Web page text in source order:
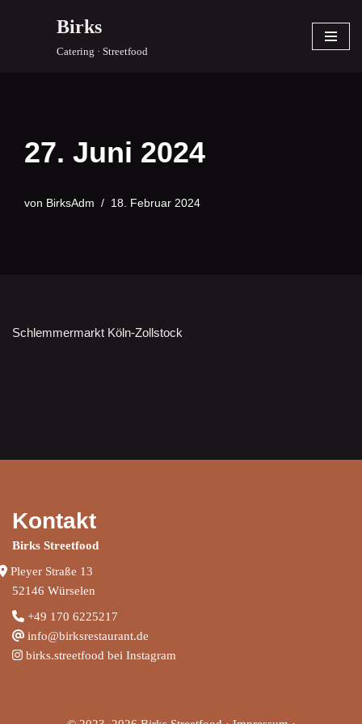
Birks
Catering · Streetfood
27. Juni 2024
von BirksAdm 18. Februar 2024
Schlemmermarkt Köln-Zollstock
Kontakt
Birks Streetfood
Pleyer Straße 13
52146 Würselen
+49 170 6225217
info@birksrestaurant.de
birks.streetfood bei Instagram